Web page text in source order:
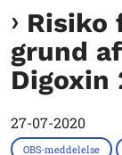
Risiko
grund
Digoxin
27-07-2020
OBS-meddelelse